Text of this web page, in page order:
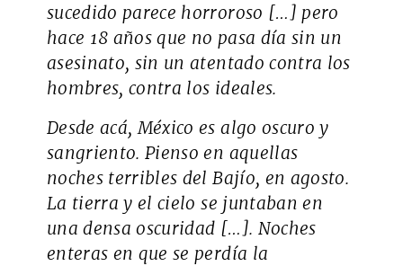
sucedido parece horroroso […] pero
hace 18 años que no pasa día sin un
asesinato, sin un atentado contra los
hombres, contra los ideales.
Desde acá, México es algo oscuro y
sangriento. Pienso en aquellas
noches terribles del Bajío, en agosto.
La tierra y el cielo se juntaban en
una densa oscuridad […]. Noches
enteras en que se perdía la